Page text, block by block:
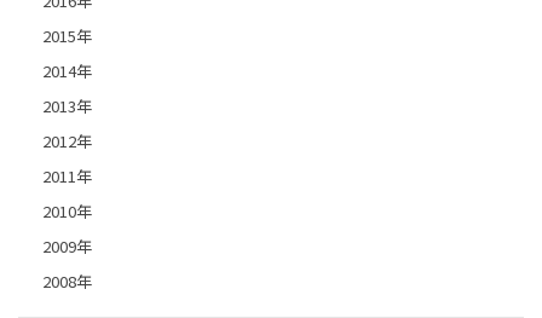
2015年
2014年
2013年
2012年
2011年
2010年
2009年
2008年